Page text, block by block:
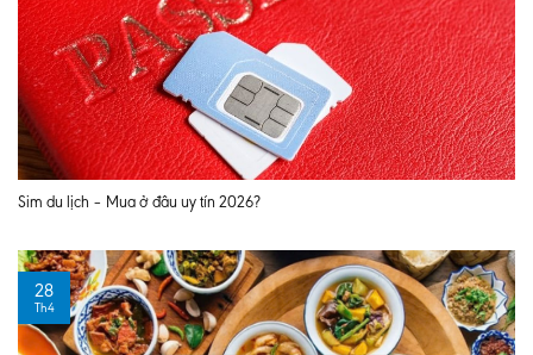
Sim du lịch – Mua ở đâu uy tín 2026?
28
Th4